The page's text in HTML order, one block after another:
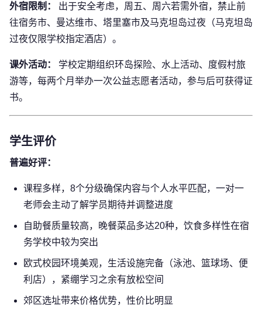
外宿限制：
出于安全考虑，周五、周六若需外宿，禁止前
往宿务市、曼达维市、塔里塞市及马克坦岛过夜（马克坦岛
过夜仅限学校指定酒店）。
课外活动：
学校定期组织环岛探险、水上活动、度假村旅
游等，每两个月举办一次公益志愿者活动，参与后可获得证
书。
学生评价
普遍好评：
课程多样，8个分级确保内容与个人水平匹配，一对一
老师会主动了解学员期待并调整进度
自助餐质量较高，晚餐菜品多达20种，饮食多样性在宿
务学校中较为突出
欧式校园环境美观，生活设施完备（泳池、篮球场、便
利店），紧绷学习之余有放松空间
郊区选址带来价格优势，性价比明显